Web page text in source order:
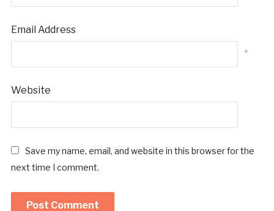
Email Address
*
Website
Save my name, email, and website in this browser for the
next time I comment.